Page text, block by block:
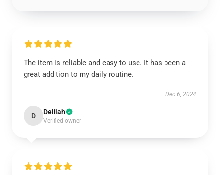
The item is reliable and easy to use. It has been a
great addition to my daily routine.
Dec 6, 2024
D Delilah
Verified owner